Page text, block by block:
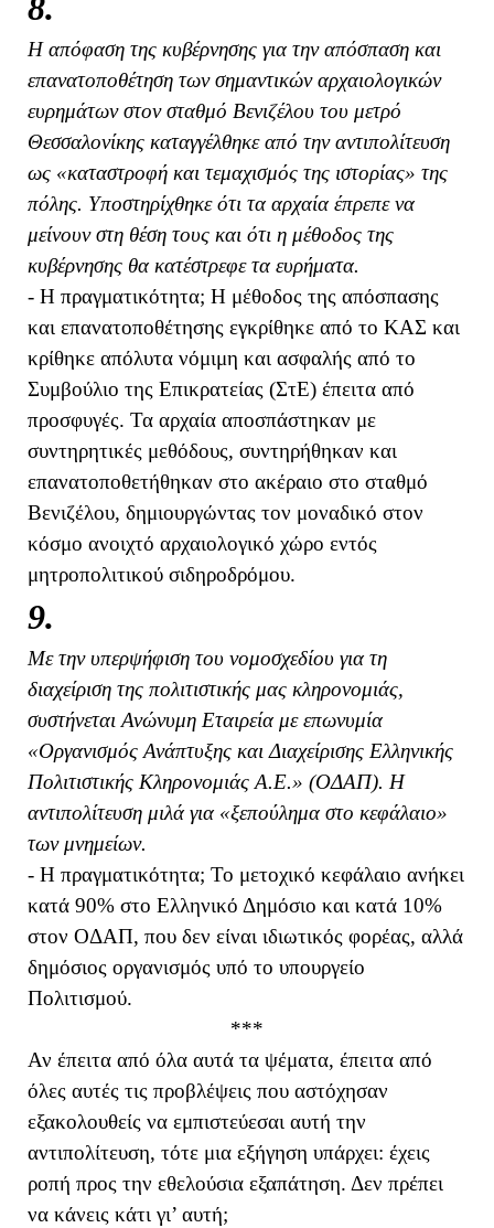
8.
Η απόφαση της κυβέρνησης για την απόσπαση και
επανατοποθέτηση των σημαντικών αρχαιολογικών
ευρημάτων στον σταθμό Βενιζέλου του μετρό
Θεσσαλονίκης καταγγέλθηκε από την αντιπολίτευση
ως «καταστροφή και τεμαχισμός της ιστορίας» της
πόλης. Υποστηρίχθηκε ότι τα αρχαία έπρεπε να
μείνουν στη θέση τους και ότι η μέθοδος της
κυβέρνησης θα κατέστρεφε τα ευρήματα.
- Η πραγματικότητα; Η μέθοδος της απόσπασης
και επανατοποθέτησης εγκρίθηκε από το ΚΑΣ και
κρίθηκε απόλυτα νόμιμη και ασφαλής από το
Συμβούλιο της Επικρατείας (ΣτΕ) έπειτα από
προσφυγές. Τα αρχαία αποσπάστηκαν με
συντηρητικές μεθόδους, συντηρήθηκαν και
επανατοποθετήθηκαν στο ακέραιο στο σταθμό
Βενιζέλου, δημιουργώντας τον μοναδικό στον
κόσμο ανοιχτό αρχαιολογικό χώρο εντός
μητροπολιτικού σιδηροδρόμου.
9.
Με την υπερψήφιση του νομοσχεδίου για τη
διαχείριση της πολιτιστικής μας κληρονομιάς,
συστήνεται Ανώνυμη Εταιρεία με επωνυμία
«Οργανισμός Ανάπτυξης και Διαχείρισης Ελληνικής
Πολιτιστικής Κληρονομιάς Α.Ε.» (ΟΔΑΠ). Η
αντιπολίτευση μιλά για «ξεπούλημα στο κεφάλαιο»
των μνημείων.
- Η πραγματικότητα; Το μετοχικό κεφάλαιο ανήκει
κατά 90% στο Ελληνικό Δημόσιο και κατά 10%
στον ΟΔΑΠ, που δεν είναι ιδιωτικός φορέας, αλλά
δημόσιος οργανισμός υπό το υπουργείο
Πολιτισμού.
***
Αν έπειτα από όλα αυτά τα ψέματα, έπειτα από
όλες αυτές τις προβλέψεις που αστόχησαν
εξακολουθείς να εμπιστεύεσαι αυτή την
αντιπολίτευση, τότε μια εξήγηση υπάρχει: έχεις
ροπή προς την εθελούσια εξαπάτηση. Δεν πρέπει
να κάνεις κάτι γι’ αυτή;